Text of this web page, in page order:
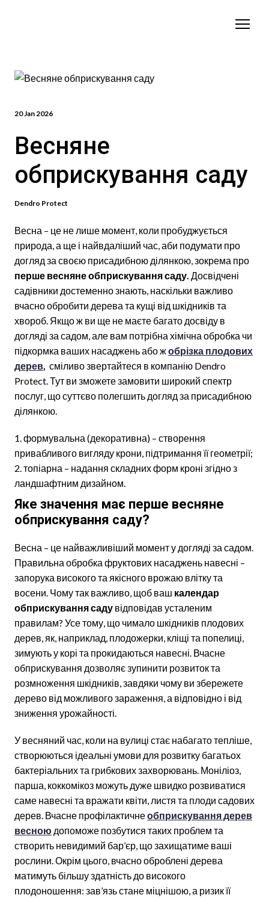
20 Jan 2026
Весняне
обприскування саду
Dendro Protect
Весна – це не лише момент, коли пробуджується
природа, а ще і найвдаліший час, аби подумати про
догляд за своєю присадибною ділянкою, зокрема про
перше весняне обприскування саду. Досвідчені
садівники достеменно знають, наскільки важливо
вчасно обробити дерева та кущі від шкідників та
хвороб. Якщо ж ви ще не маєте багато досвіду в
догляді за садом, але вам потрібна хімічна обробка чи
підкормка ваших насаджень або жобрізка плодових
дерев, сміливо звертайтеся в компанію Dendro
Protect. Тут ви зможете замовити широкий спектр
послуг, що суттєво полегшить догляд за присадибною
ділянкою.
формувальна (декоративна) – створення
привабливого вигляду крони, підтримання її геометрії;
топіарна – надання складних форм кроні згідно з
ландшафтним дизайном.
Яке значення має перше весняне
обприскування саду?
Весна – це найважливіший момент у догляді за садом.
Правильна обробка фруктових насаджень навесні –
запорука високого та якісного врожаю влітку та
восени. Чому так важливо, щоб ваш календар
обприскування саду відповідав усталеним
правилам? Усе тому, що чимало шкідників плодових
дерев, як, наприклад, плодожерки, кліщі та попелиці,
зимують у корі та прокидаються навесні. Вчасне
обприскування дозволяє зупинити розвиток та
розмноження шкідників, завдяки чому ви збережете
дерево від можливого зараження, а відповідно і від
зниження урожайності.
У весняний час, коли на вулиці стає набагато тепліше,
створюються ідеальні умови для розвитку багатьох
бактеріальних та грибкових захворювань. Моніліоз,
парша, коккомікоз можуть дуже швидко розвиватися
саме навесні та вражати квіти, листя та плоди садових
дерев. Вчасне профілактичнеобприскування дерев
весною допоможе позбутися таких проблем та
створить невидимий бар’єр, що захищатиме ваші
рослини. Окрім цього, вчасно оброблені дерева
матимуть більшу здатність до високого
плодоношення: зав’язь стане міцнішою, а ризик її